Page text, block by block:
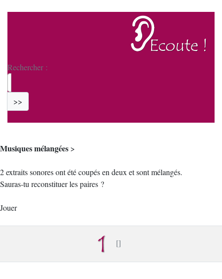
Rechercher :
>>
Musiques mélangées >
2 extraits sonores ont été coupés en deux et sont mélangés.
Sauras-tu reconstituer les paires ?
Jouer